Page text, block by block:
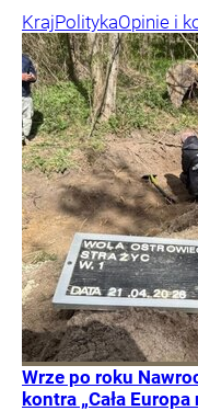
KrajPolitykaOpinie i
Wrze po roku
kontra „Cała